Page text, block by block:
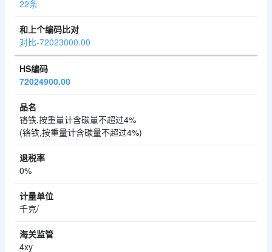
22条
对比-72023000.00
72024900.00
铬铁,按重量计含碳量不超过4%
(铬铁,按重量计含碳量不超过4%)
0%
千克/
4xy